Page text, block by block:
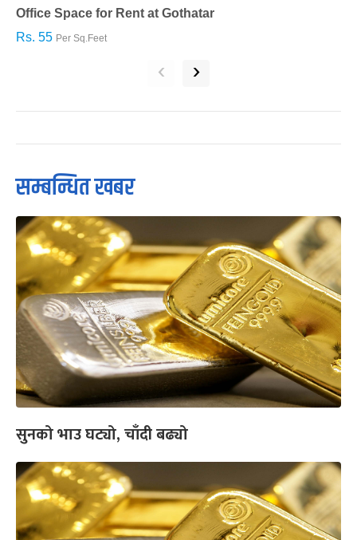
Office Space for Rent at Gothatar
Rs. 55 Per Sq.Feet
‹ ›
सम्बन्धित खबर
सुनको भाउ घट्यो, चाँदी बढ्यो